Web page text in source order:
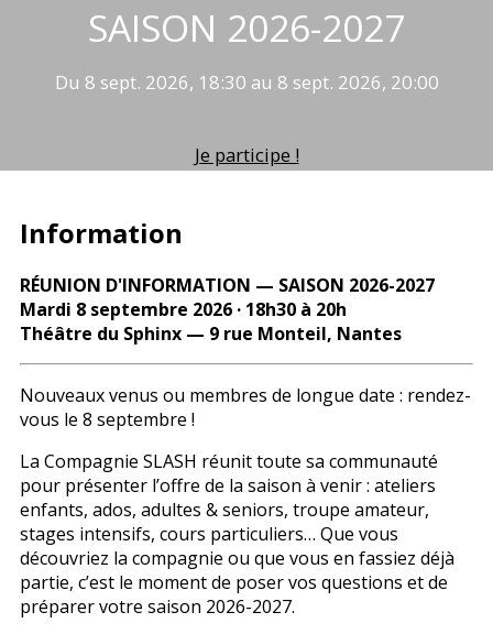
SAISON 2026-2027
Du 8 sept. 2026, 18:30 au 8 sept. 2026, 20:00
Je participe !
Information
RÉUNION D'INFORMATION — SAISON 2026-2027
Mardi 8 septembre 2026 · 18h30 à 20h
Théâtre du Sphinx — 9 rue Monteil, Nantes
Nouveaux venus ou membres de longue date : rendez-
vous le 8 septembre !
La Compagnie SLASH réunit toute sa communauté
pour présenter l’offre de la saison à venir : ateliers
enfants, ados, adultes & seniors, troupe amateur,
stages intensifs, cours particuliers… Que vous
découvriez la compagnie ou que vous en fassiez déjà
partie, c’est le moment de poser vos questions et de
préparer votre saison 2026-2027.